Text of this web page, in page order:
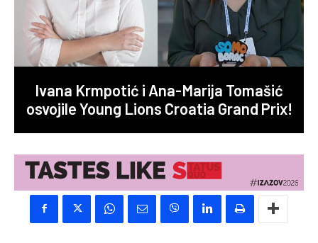
Ivana Krmpotić i Ana-Marija Tomašić
osvojile Young Lions Croatia Grand Prix!